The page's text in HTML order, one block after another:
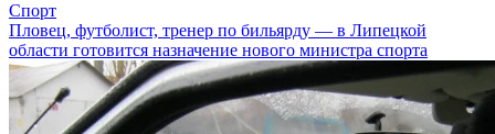
Спорт
Пловец, футболист, тренер по бильярду — в Липецкой
области готовится назначение нового министра спорта